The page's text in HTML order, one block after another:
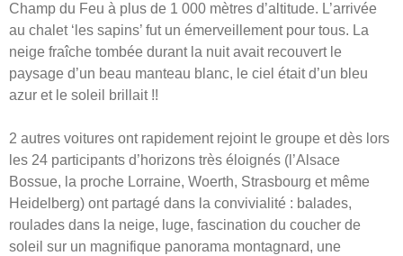
Champ du Feu à plus de 1 000 mètres d’altitude. L’arrivée
au chalet ‘les sapins’ fut un émerveillement pour tous. La
neige fraîche tombée durant la nuit avait recouvert le
paysage d’un beau manteau blanc, le ciel était d’un bleu
azur et le soleil brillait !!
2 autres voitures ont rapidement rejoint le groupe et dès lors
les 24 participants d’horizons très éloignés (l’Alsace
Bossue, la proche Lorraine, Woerth, Strasbourg et même
Heidelberg) ont partagé dans la convivialité : balades,
roulades dans la neige, luge, fascination du coucher de
soleil sur un magnifique panorama montagnard, une